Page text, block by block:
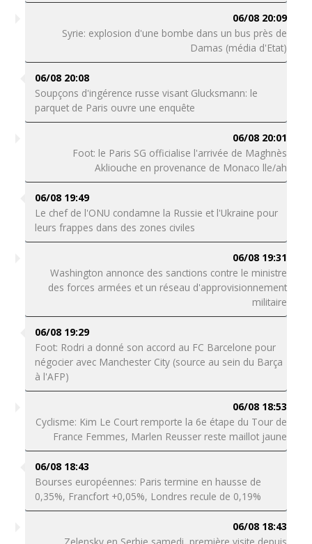
06/08 20:09
Syrie: explosion d'une bombe dans un bus près de
Damas (média d'Etat)
06/08 20:08
Soupçons d'ingérence russe visant Glucksmann: le
parquet de Paris ouvre une enquête
06/08 20:01
Foot: le Paris SG officialise l'arrivée de Maghnès
Akliouche en provenance de Monaco lle/ah
06/08 19:49
Le chef de l'ONU condamne la Russie et l'Ukraine pour
leurs frappes dans des zones civiles
06/08 19:31
Washington annonce des sanctions contre le ministre
des forces armées et un réseau d'approvisionnement
militaire
06/08 19:29
Foot: Rodri a donné son accord au FC Barcelone pour
négocier avec Manchester City (source au sein du Barça
à l'AFP)
06/08 18:53
Cyclisme: Kim Le Court remporte la 6e étape du Tour de
France Femmes, Marlen Reusser reste maillot jaune
06/08 18:43
Bourses européennes: Paris termine en hausse de
0,35%, Francfort +0,05%, Londres recule de 0,19%
06/08 18:43